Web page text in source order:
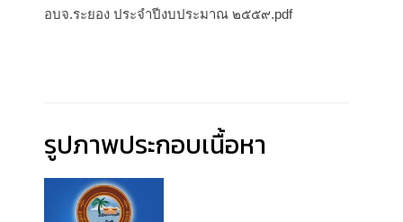
อบจ.ระยอง ประจำปีงบประมาณ ๒๕๕๙.pdf
รูปภาพประกอบเนื้อหา